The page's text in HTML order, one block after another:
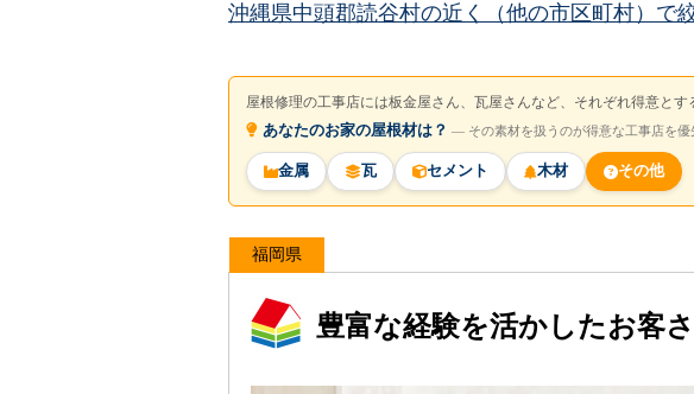
沖縄県中頭郡読谷村の近く（他の市区町村）で
屋根修理の工事店には板金屋さん、瓦屋さんなど、それぞれ得意とす
あなたのお家の屋根材は？ ― その素材を扱うのが得意な工事店を優
金属 瓦 セメント 木材 その他
福岡県
豊富な経験を活かしたお客